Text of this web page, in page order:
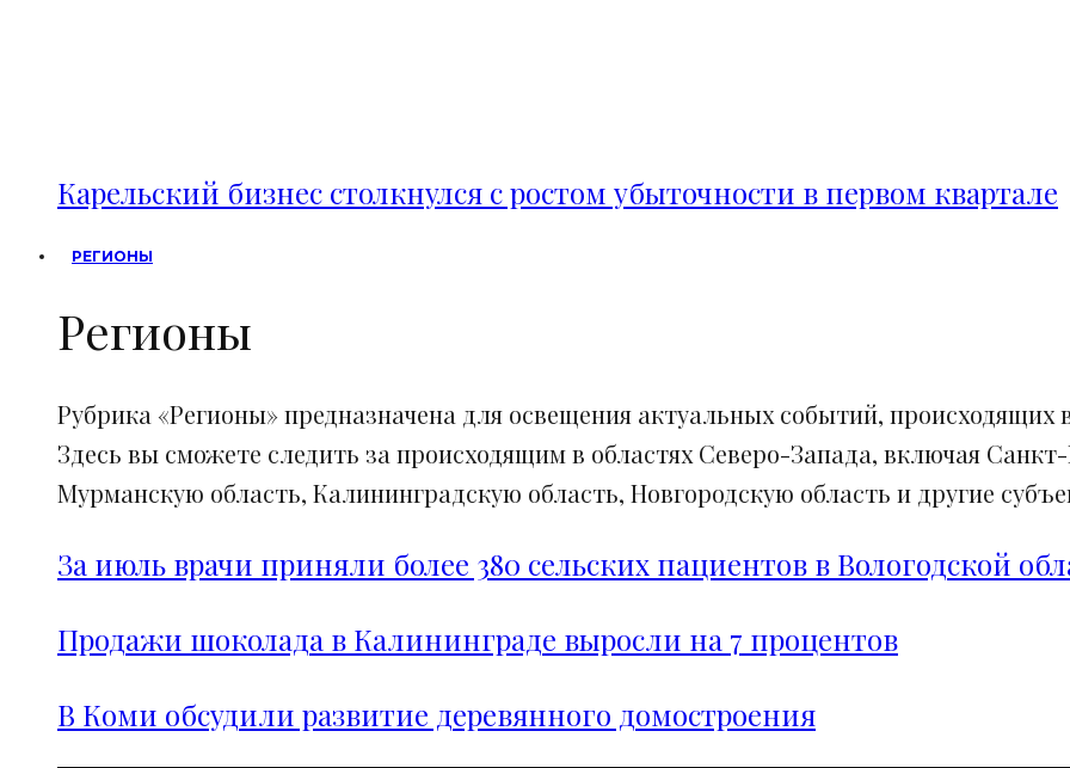
Карельский бизнес столкнулся с ростом убыточности в первом квартале
РЕГИОНЫ
Регионы
Рубрика «Регионы» предназначена для освещения актуальных событий, происходящих
Здесь вы сможете следить за происходящим в областях Северо-Запада, включая
Мурманскую область, Калининградскую область, Новгородскую область и другие
За июль врачи приняли более 380 сельских пациентов в Вологодской
Продажи шоколада в Калининграде выросли на 7 процентов
В Коми обсудили развитие деревянного домостроения